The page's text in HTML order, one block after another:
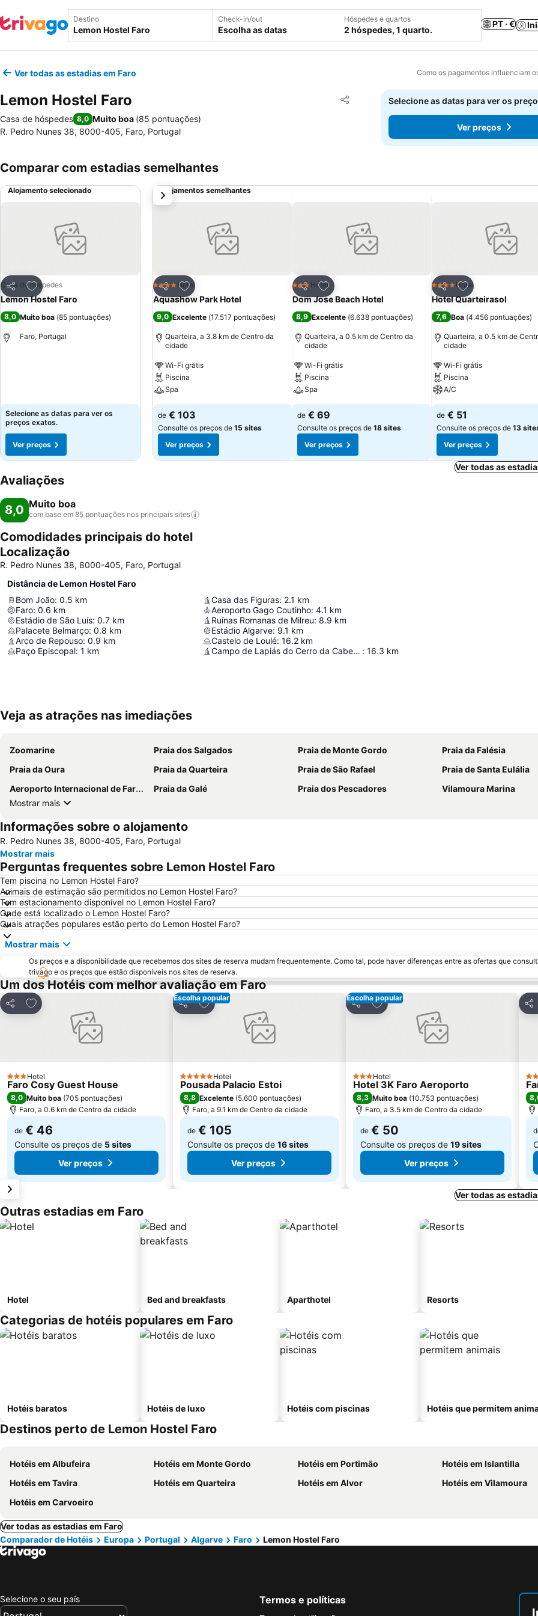
Destino Check-in/out
Escolha as datas
Hóspedes e quartos
2 hóspedes, 1 quarto.
PT · €
Ver todas as estadias em Faro Como os pagamentos influenciam
Lemon Hostel Faro Partilhar
Adicionar aos favoritos
Casa de hóspedes 8,0 Muito boa (85 pontuações)
R. Pedro Nunes 38, 8000-405, Faro, Portugal
Selecione as datas para ver os
Ver preços
Comparar com estadias semelhantes
Alojamento selecionado
Partilhar
Adicionar aos favoritos
Casa de hóspedes
Lemon Hostel Faro
8,0 Muito boa (85 pontuações)
Faro, Portugal
Selecione as datas para ver os
preços exatos.
Ver preços
Alojamentos semelhantes
Partilhar
Adicionar aos favoritos
4 EstrelasHotel
Aquashow Park Hotel
9,0 Excelente (17.517 pontuações)
Quarteira, a 3.8 km de Centro da
cidade
Wi-Fi grátis
Piscina
Spa
de € 103
Consulte os preços de 15 sites
Ver preços
Partilhar
Adicionar aos favoritos
3 Estrelas
Hotel
Dom Jose Beach Hotel
8,9 Excelente (6.638 pontuações)
Quarteira, a 0.5 km de Centro da
cidade
Wi-Fi grátis
Piscina
Spa
de € 69
Consulte os preços de 18 sites
Ver preços
Partilhar
Adicionar aos
4 EstrelasHotel
Hotel Quarteirasol
7,6 Boa (4.456 pontuações)
Quarteira, a 0.5 km de
cidade
Wi-Fi grátis
Piscina
A/C
de € 51
Consulte os preços de 13
Ver preços
próximo
Ver todas as
Avaliações
8,0 Muito boa
com base em 85 pontuações nos principais sites
Comodidades principais do hotel
Localização
R. Pedro Nunes 38, 8000-405, Faro, Portugal
Distância de Lemon Hostel Faro
Bom João: 0.5 km
Faro: 0.6 km
Estádio de São Luís: 0.7 km
Palacete Belmarço: 0.8 km
Arco de Repouso: 0.9 km
Paço Episcopal: 1 km
Casa das Figuras: 2.1 km
Aeroporto Gago Coutinho: 4.1 km
Ruínas Romanas de Milreu: 8.9 km
Estádio Algarve: 9.1 km
Castelo de Loulé: 16.2 km
Campo de Lapiás do Cerro da Cabeça : 16.3 km
Veja as atrações nas imediações
Zoomarine Praia dos Salgados Praia de Monte Gordo
Praia da Falésia
Praia da Oura
Praia da Quarteira Praia de São Rafael
Praia de Santa Eulália
Aeroporto Internacional de Faro - Gago Coutinho
Praia da Galé Praia dos Pescadores
Vilamoura Marina
Mostrar mais
Informações sobre o alojamento
R. Pedro Nunes 38, 8000-405, Faro, Portugal
Mostrar mais
Perguntas frequentes sobre Lemon Hostel Faro
Tem piscina no Lemon Hostel Faro?
Animais de estimação são permitidos no Lemon Hostel Faro?
Tem estacionamento disponível no Lemon Hostel Faro?
Onde está localizado o Lemon Hostel Faro?
Quais atrações populares estão perto do Lemon Hostel Faro?
Mostrar mais
Os preços e a disponibilidade que recebemos dos sites de reserva mudam frequentemente. Como tal, pode haver diferenças entre as ofertas que
trivago e os preços que estão disponíveis nos sites de reserva.
Um dos Hotéis com melhor avaliação em Faro
Partilhar
Adicionar aos favoritos
3 Estrelas
Hotel
Faro Cosy Guest House
8,0 Muito boa (705 pontuações)
Faro, a 0.6 km de Centro da cidade
de € 46
Consulte os preços de 5 sites
Ver preços
Escolha popular
Partilhar
Adicionar aos favoritos
5 EstrelasHotel
Pousada Palacio Estoi
8,8 Excelente (5.600 pontuações)
Faro, a 9.1 km de Centro da cidade
de € 105
Consulte os preços de 16 sites
Ver preços
Escolha popular
Partilhar
Adicionar aos favoritos
3 Estrelas
Hotel
Hotel 3K Faro Aeroporto
8,3 Muito boa (10.753 pontuações)
Faro, a 3.5 km de Centro da cidade
de € 50
Consulte os preços de 19 sites
Ver preços
3
Ver todas as
Outras estadias em Faro
Hotel Bed and breakfasts Aparthotel Resorts
Categorias de hotéis populares em Faro
Hotéis baratos Hotéis de luxo Hotéis com piscinas Hotéis que permitem
Destinos perto de Lemon Hostel Faro
Hotéis em Albufeira Hotéis em Monte Gordo Hotéis em Portimão
Hotéis em Islantilla
Hotéis em Tavira
Hotéis em Quarteira Hotéis em Alvor
Hotéis em Vilamoura
Hotéis em Carvoeiro
Ver todas as estadias em Faro
Comparador de Hotéis
Europa Portugal Algarve Faro Lemon Hostel Faro
Selecione o seu país Termos e políticas